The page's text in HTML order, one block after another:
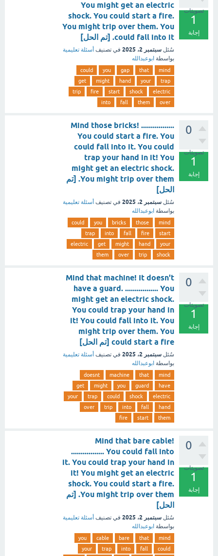
تصويتات
1
إجابة
You might get an electric
shock. You could start a fire.
You might trip over them. You
could fall into it. [تم الحل]
سُئل سبتمبر 2، 2025 في تصنيف أسئلة تعليمية
بواسطة ابوعبدالله
mind
that
gap
you
could
trap
your
hand
might
get
electric
shock
start
fire
trip
over
them
fall
into
0
تصويتات
1
إجابة
Mind those bricks! .................
You could start a fire. You
could fall into it. You could
trap your hand in it! You
might get an electric shock.
You might trip over them. [تم
الحل]
سُئل سبتمبر 2، 2025 في تصنيف أسئلة تعليمية
بواسطة ابوعبدالله
mind
those
bricks
you
could
start
fire
fall
into
trap
your
hand
might
get
electric
shock
trip
over
them
0
تصويتات
1
إجابة
Mind that machine! It doesn't
have a guard. ................. You
might get an electric shock.
You could trap your hand in
it! You could fall into it. You
might trip over them. You
could start a fire [تم الحل]
سُئل سبتمبر 2، 2025 في تصنيف أسئلة تعليمية
بواسطة ابوعبدالله
mind
that
machine
doesnt
have
guard
you
might
get
electric
shock
could
trap
your
hand
fall
into
trip
over
them
start
fire
0
تصويتات
1
إجابة
Mind that bare cable!
................. You could fall into
it. You could trap your hand in
it! You might get an electric
shock. You could start a fire.
You might trip over them. [تم
الحل]
سُئل سبتمبر 2، 2025 في تصنيف أسئلة تعليمية
بواسطة ابوعبدالله
mind
that
bare
cable
you
could
fall
into
trap
your